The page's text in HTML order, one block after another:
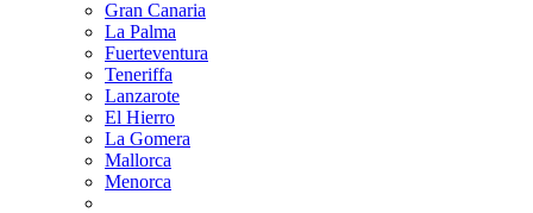
Gran Canaria
La Palma
Fuerteventura
Teneriffa
Lanzarote
El Hierro
La Gomera
Mallorca
Menorca